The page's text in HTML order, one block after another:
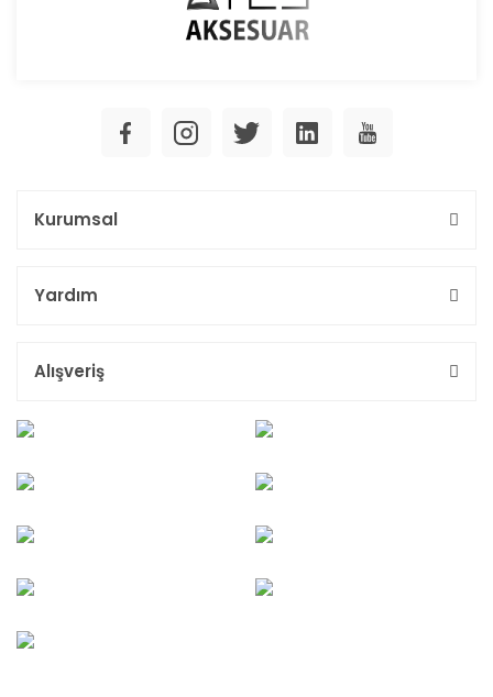
Kurumsal
Yardım
Alışveriş